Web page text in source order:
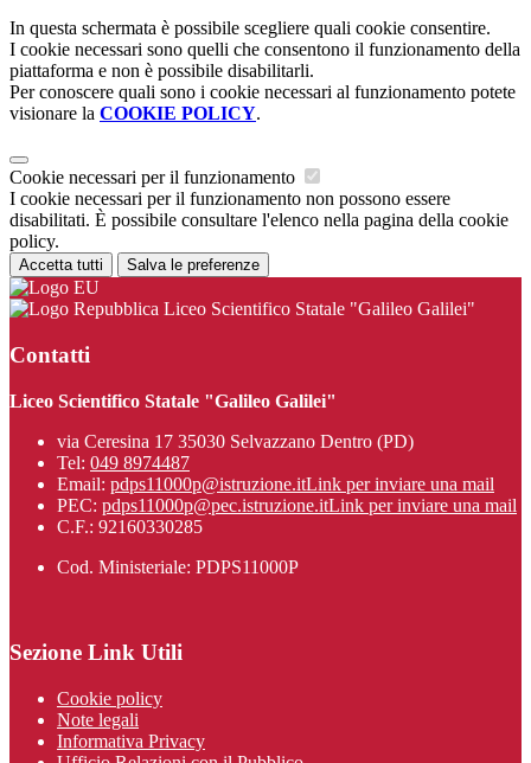
In questa schermata è possibile scegliere quali cookie consentire.
I cookie necessari sono quelli che consentono il funzionamento della
piattaforma e non è possibile disabilitarli.
Per conoscere quali sono i cookie necessari al funzionamento potete
visionare la COOKIE POLICY.
Cookie necessari per il funzionamento
I cookie necessari per il funzionamento non possono essere
disabilitati. È possibile consultare l'elenco nella pagina della cookie
policy.
Accetta tutti Salva le preferenze
Liceo Scientifico Statale "Galileo Galilei"
Contatti
Liceo Scientifico Statale "Galileo Galilei"
via Ceresina 17 35030 Selvazzano Dentro (PD)
Tel: 049 8974487
Email: pdps11000p@istruzione.itLink per inviare una mail
PEC: pdps11000p@pec.istruzione.itLink per inviare una mail
C.F.: 92160330285
Cod. Ministeriale: PDPS11000P
Sezione Link Utili
Cookie policy
Note legali
Informativa Privacy